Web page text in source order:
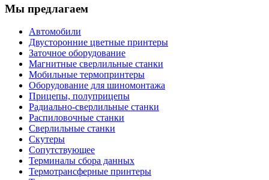
Мы предлагаем
Автомобили
Двусторонние цветные принтеры
Заточное оборудование
Магнитные сверлильные станки
Мобильные термопринтеры
Оборудование для шиномонтажа
Прицепы, полуприцепы
Радиально-сверлильные станки
Распиловочные станки
Сверлильные станки
Скутеры
Сопутствующее
Терминалы сбора данных
Термотрансферные принтеры